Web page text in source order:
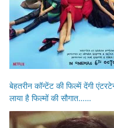
बेहतरीन कॉन्टेंट की फिल्में देंगी
लाया है फिल्मों की सौगात……